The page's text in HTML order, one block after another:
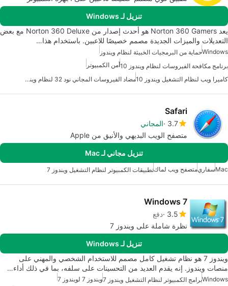
تنزيل لـ Windows
يعد Norton 360 Gamers هو أحدث إصدار من Norton 360 Deluxe مع بعض
التعديلات والميزات الجديدة مصمم خصيصًا للاعبين. باستخدام هذا…
Windowsحماية من البرمجيات الخبيثة لنظام ويندوز
برنامج مكافحة الفيروسات لنظام ويندوز 10
أمن الكمبيوتر
كاميرا ويب لنظام التشغيل ويندوز 10
مضاد الفيروسات المجاني نود 32 لنظام ويندوز
Safari
3.7 المجاني
متصفح الويب البديهي والأنيق من Apple
تنزيل مجاني لـ Mac
Macسفاريمتصفح ويب لماكتطبيقات الكمبيوتر لنظام التشغيل ويندوز 7
Windows 7
3.5 دفع
نظرة شاملة على ويندوز 7
تنزيل لـ Windows
ويندوز 7 هو نظام تشغيل كامل مصمم للاستخدام الشخصي والمهني على
منصات ويندوز. إنه يقدم العديد من التحسينات على سلفه، بما في ذلك أداء…
Windowsبرامج الكمبيوتر لنظام التشغيل ويندوز 7
ويندوز 7 لويندوز 7